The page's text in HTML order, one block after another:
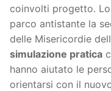
coinvolti progetto.
parco antistante la
delle Misericordie
simulazione pratica
hanno aiutato le
orientarsi con il